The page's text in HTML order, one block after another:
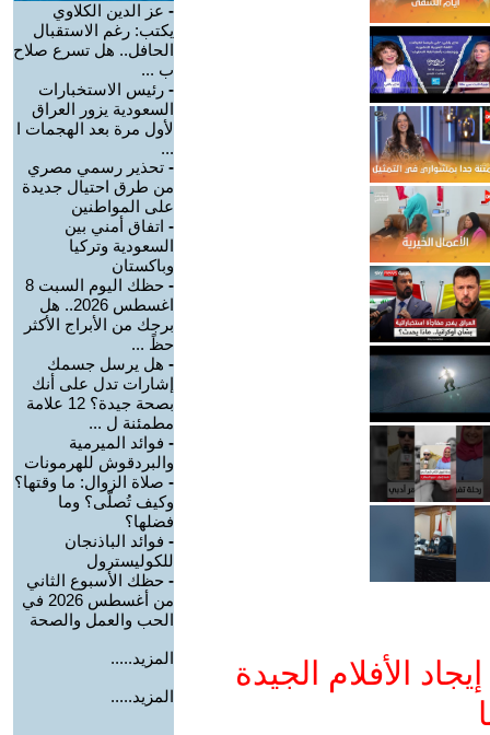
الأفلام الجيدة
- عز الدين الكلاوي
يكتب: رغم الاستقبال
الحافل.. هل تسرع صلاح
ب ...
- رئيس الاستخبارات
السعودية يزور العراق
لأول مرة بعد الهجمات ا
...
- تحذير رسمي مصري
من طرق احتيال جديدة
على المواطنين
- اتفاق أمني بين
السعودية وتركيا
وباكستان
-
حظك اليوم السبت 8
اغسطس 2026.. هل
برجك من الأبراج الأكثر
حظً ...
- هل يرسل جسمك
إشارات تدل على أنك
بصحة جيدة؟ 12 علامة
مطمئنة ل ...
- فوائد الميرمية
والبردقوش للهرمونات
- صلاة الزوال: ما وقتها؟
وكيف تُصلّى؟ وما
فضلها؟
- فوائد الباذنجان
للكوليسترول
- حظك الأسبوع الثاني
من أغسطس 2026 في
الحب والعمل والصحة
المزيد.....
المزيد.....